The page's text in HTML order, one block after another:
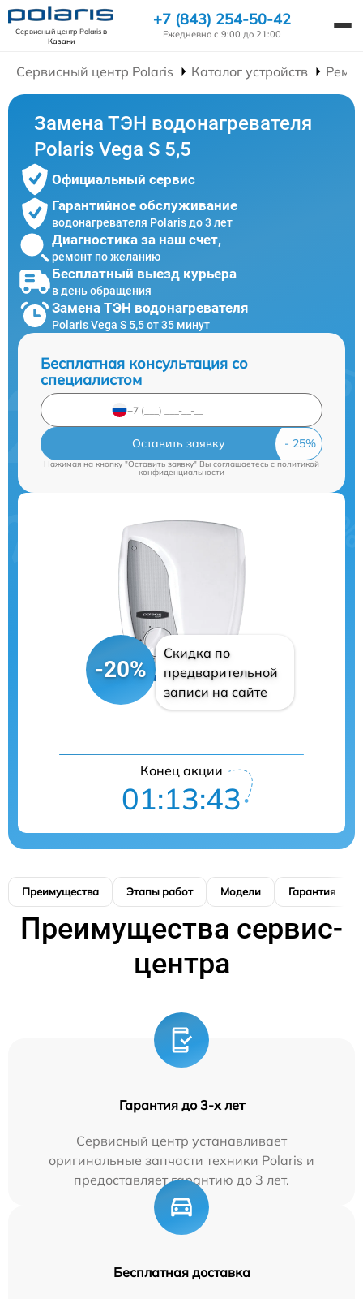
Сервисный центр Polarisв
Казани
+7 (843) 254-50-42
Ежедневно с 9:00 до 21:00
Сервисный центр Polaris Каталог устройств
Замена ТЭН водонагревателя
Polaris Vega S 5,5
Официальный сервис
Гарантийное обслуживание
водонагревателя Polaris до 3 лет
Диагностика за наш счет,
ремонт по желанию
Бесплатный выезд курьера
в день обращения
Замена ТЭН водонагревателя
Polaris Vega S 5,5 от 35 минут
Бесплатная консультация со
специалистом
Оставить заявку
Нажимая на кнопку "Оставить заявку" Вы соглашаетесь cполитикой
конфиденциальности
-20%
Скидка по
предварительной
записи на сайте
Конец акции
01:13:42
Преимущества Этапы работ Модели Гарантия
Преимущества сервис-
центра
Гарантия до 3-х лет
Сервисный центр устанавливает
оригинальные запчасти техники Polaris и
предоставляет гарантию до 3 лет.
Бесплатная доставка